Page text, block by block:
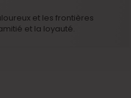
et les frontières
et la loyauté.